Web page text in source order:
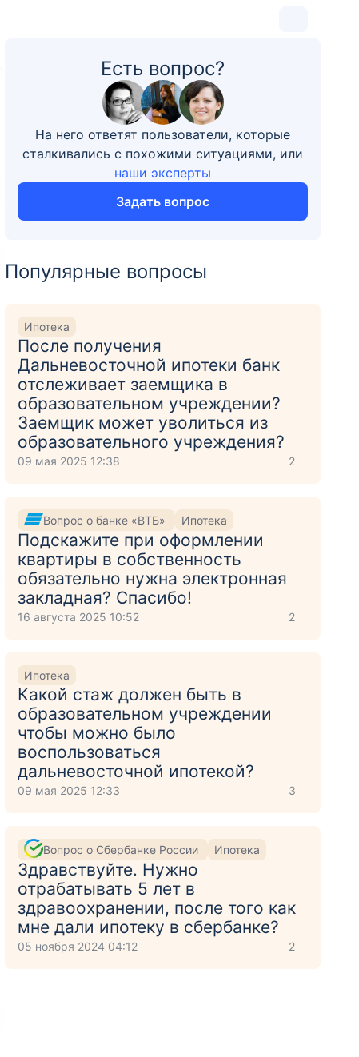
Есть вопрос?
На него ответят пользователи, которые
сталкивались с похожими ситуациями, или
наши эксперты
Задать вопрос
Популярные вопросы
Ипотека
После получения
Дальневосточной ипотеки банк
отслеживает заемщика в
образовательном учреждении?
Заемщик может уволиться из
образовательного учреждения?
09 мая 2025 12:38 2
Вопрос о банке «ВТБ» Ипотека
Подскажите при оформлении
квартиры в собственность
обязательно нужна электронная
закладная? Спасибо!
16 августа 2025 10:52 2
Ипотека
Какой стаж должен быть в
образовательном учреждении
чтобы можно было
воспользоваться
дальневосточной ипотекой?
09 мая 2025 12:33 3
Вопрос о Сбербанке России Ипотека
Здравствуйте. Нужно
отрабатывать 5 лет в
здравоохранении, после того как
мне дали ипотеку в сбербанке?
05 ноября 2024 04:12 2